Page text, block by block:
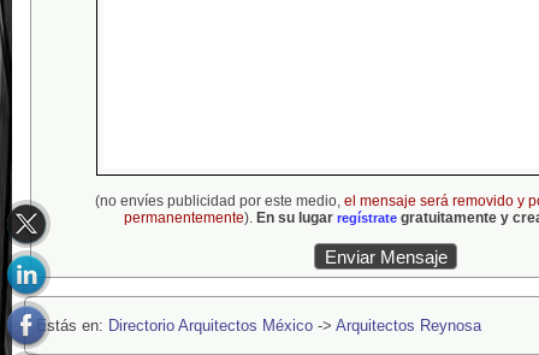
(no envíes publicidad por este medio, el mensaje será removido y
permanentemente). En su lugar regístrategratuitamente y
Estás en: Directorio Arquitectos México -> Arquitectos Reynosa